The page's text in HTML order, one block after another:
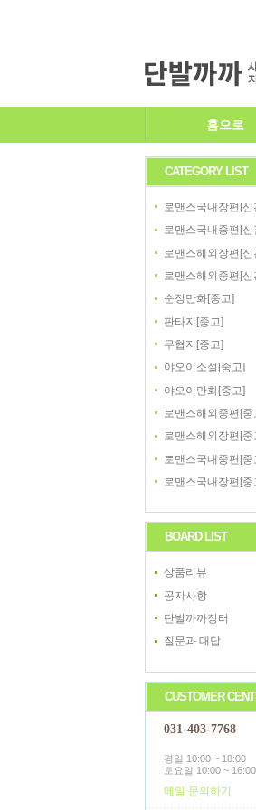
홈으로
CATEGORY LIST
로맨스국내장편[신
로맨스국내중편[신
로맨스해외장편[신
로맨스해외중편[신
순정만화[중고]
판타지[중고]
무협지[중고]
야오이소설[중고]
야오이만화[중고]
로맨스해외중편[중
로맨스해외장편[중
로맨스국내중편[중
로맨스국내장편[중
BOARD LIST
상품리뷰
공지사항
단발까까장터
질문과 대답
CUSTOMER
031-403-7768
평일 10:00 ~ 18:00
토요일 10:00 ~ 16:00
메일 문의하기